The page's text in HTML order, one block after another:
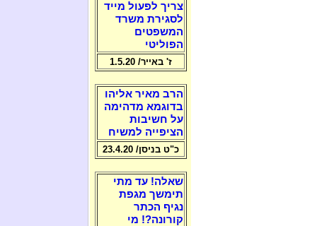
צריך לפעול מייד
לסגירת משרד
המשפטים
הפוליטי
ז' באייר/ 1.5.20
הרב מאיר אליהו
בדוגמא מדהימה
על חשיבות
הציפייה למשיח
כ"ט בניסן/ 23.4.20
שאלה! עד מתי
תימשך מגפת
נגיף הכתר
קורונה?! מי